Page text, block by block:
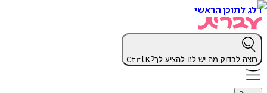
דלג לתוכן הראשי
רוצה לבדוק מה יש לנו להציע לך? CtrlK